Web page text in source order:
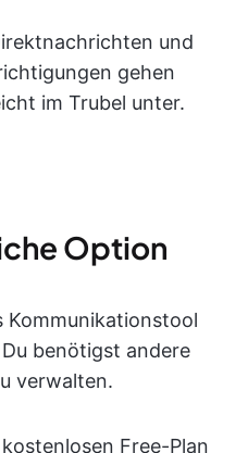
und
gehen
im Trubel unter.
Option
Kommunikationstool
benötigst andere
verwalten.
Free-Plan